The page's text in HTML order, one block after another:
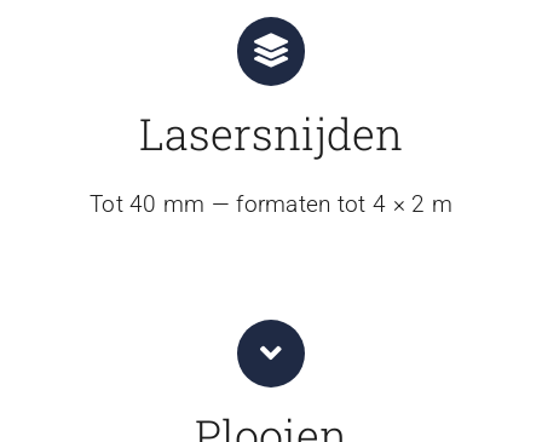
Lasersnijden
Tot 40 mm — formaten tot 4 × 2 m